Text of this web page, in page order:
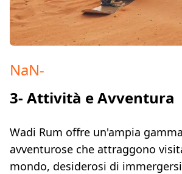
NaN-
3- Attività e Avventura
Wadi Rum offre un'ampia
avventurose che attraggono
mondo, desiderosi di